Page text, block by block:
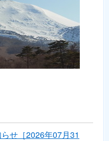
せ［2026年07月31